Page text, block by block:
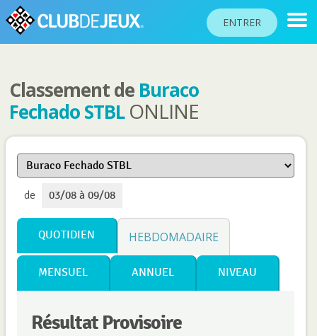
ENTRER
CLASSEMENTS
TOURNOIS
COMMUNAUTÉ
AIDE
PASSEPORT
JOUER
Classement de Buraco
Fechado STBL ONLINE
de 03/08 à 09/08
QUOTIDIEN HEBDOMADAIRE
MENSUEL ANNUEL NIVEAU
Résultat Provisoire